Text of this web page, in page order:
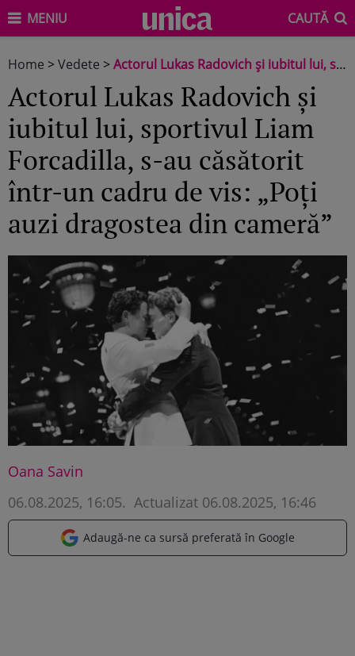
MENIU CAUTĂ
Home >Vedete >Actorul Lukas Radovich și iubitul lui, sportivul Liam Forcadilla, s-au căsătorit într-un cadru de vis: „Poți auzi dragostea din cameră”
Actorul Lukas Radovich și
iubitul lui, sportivul Liam
Forcadilla, s-au căsătorit
într-un cadru de vis: „Poți
auzi dragostea din cameră”
Oana Savin
06.08.2025, 16:05. Actualizat 06.08.2025, 16:46
Adaugă-ne ca sursă preferată în Google